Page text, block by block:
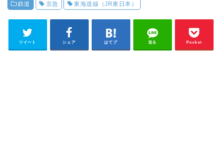
鉄道 京急 東海道線（JR東日本）
ツイート シェア はてブ 送る Pocket